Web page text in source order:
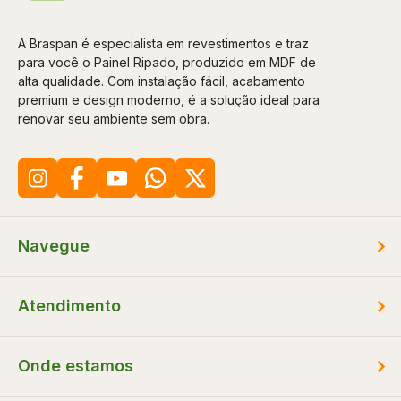
A Braspan é especialista em revestimentos e traz
para você o Painel Ripado, produzido em MDF de
alta qualidade. Com instalação fácil, acabamento
premium e design moderno, é a solução ideal para
renovar seu ambiente sem obra.
Navegue
Atendimento
Onde estamos